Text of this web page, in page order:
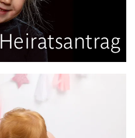
Heiratsantrag